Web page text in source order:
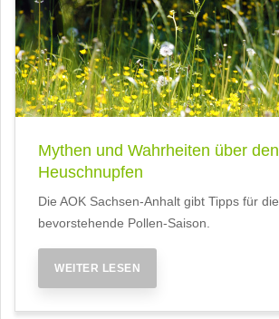
Mythen und Wahrheiten über den
Heuschnupfen
Die AOK Sachsen-Anhalt gibt Tipps für die
bevorstehende Pollen-Saison.
WEITER LESEN